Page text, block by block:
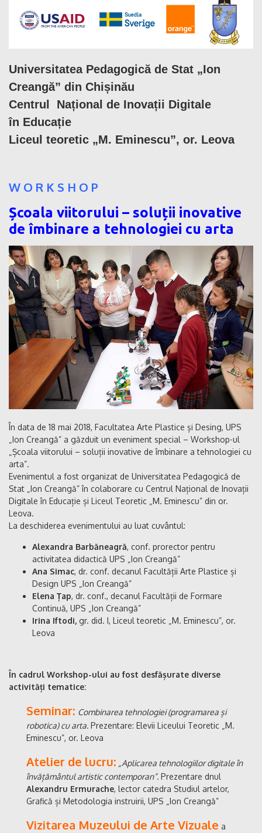
Universitatea Pedagogică de Stat „Ion
Creangă” din Chișinău
Centrul Național de Inovații Digitale
în Educație
Liceul teoretic „M. Eminescu”, or. Leova
W O R K S H O P
Școala viitorului – soluții inovative
de îmbinare a tehnologiei cu arta
În data de 18 mai 2018, Facultatea Arte Plastice și Desing, UPS
„Ion Creangă” a găzduit un eveniment special – Workshop-ul
„Școala viitorului – soluții inovative de îmbinare a tehnologiei cu
arta”.
Evenimentul a fost organizat de Universitatea Pedagogică de
Stat „Ion Creangă” în colaborare cu Centrul Național de Inovații
Digitale în Educație și Liceul Teoretic „M. Eminescu” din or.
Leova.
La deschiderea evenimentului au luat cuvântul:
Alexandra Barbăneagră, conf. prorector pentru
activitatea didactică UPS „Ion Creangă”
Ana Simac, dr. conf. decanul Facultății Arte Plastice și
Design UPS „Ion Creangă”
Elena Țap, dr. conf., decanul Facultății de Formare
Continuă, UPS „Ion Creangă”
Irina Iftodi, gr. did. I, Liceul teoretic „M. Eminescu”, or.
Leova
În cadrul Workshop-ului au fost desfășurate diverse
activități tematice:
Seminar: Combinarea tehnologiei (programarea și
robotica) cu arta. Prezentare: Elevii Liceului Teoretic „M.
Eminescu”, or. Leova
Atelier de lucru: „Aplicarea tehnologiilor digitale în
învățământul artistic contemporan”. Prezentare dnul
Alexandru Ermurache, lector catedra Studiul artelor,
Grafică și Metodologia instruirii, UPS „Ion Creangă”
Vizitarea Muzeului de Arte Vizuale a